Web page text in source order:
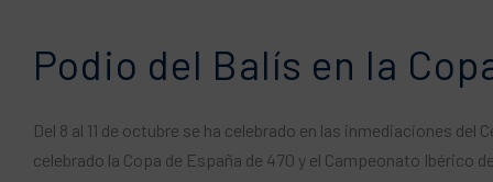
Podio del Balís en la
Del 8 al 11 de octubre se ha celebrado en las inmediaciones
celebrado la Copa de España de 470 y el Campeonato Ibérico